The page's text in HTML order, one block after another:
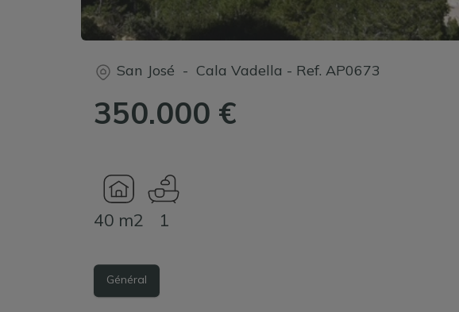
San José - Cala Vadella - Ref. AP0673
350.000 €
40 m2 1
Général